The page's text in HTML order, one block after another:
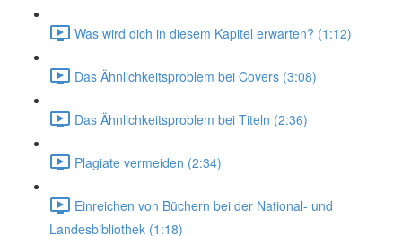
Was wird dich in diesem Kapitel erwarten? (1:12)
Das Ähnlichkeitsproblem bei Covers (3:08)
Das Ähnlichkeitsproblem bei Titeln (2:36)
Plagiate vermeiden (2:34)
Einreichen von Büchern bei der National- und
Landesbibliothek (1:18)